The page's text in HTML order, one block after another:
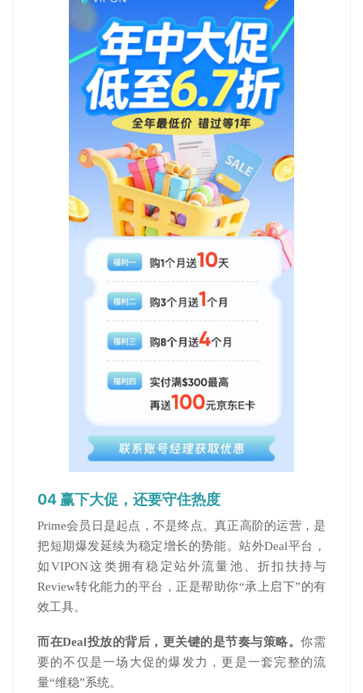
04 赢下大促，还要守住热度
Prime会员日是起点，不是终点。真正高阶的运营，是
把短期爆发延续为稳定增长的势能。站外Deal平台，
如VIPON这类拥有稳定站外流量池、折扣扶持与
Review转化能力的平台，正是帮助你“承上启下”的有
效工具。
而在Deal投放的背后，更关键的是节奏与策略。你需
要的不仅是一场大促的爆发力，更是一套完整的流
量“维稳”系统。